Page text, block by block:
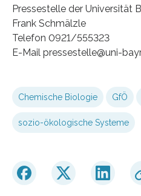
Pressestelle der Universität
Frank Schmälzle
Telefon 0921/555323
E-Mail pressestelle@uni-
Chemische Biologie GfÖ
sozio-ökologische Systeme